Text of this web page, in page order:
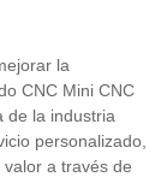
la
CNC Mini CNC
de la industria
personalizado,
a través de